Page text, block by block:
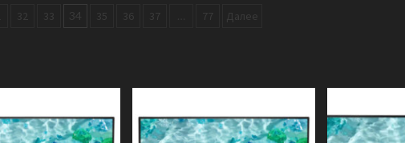
Tactio
510B7GP
32 33 34 35 36 37 77 Далее